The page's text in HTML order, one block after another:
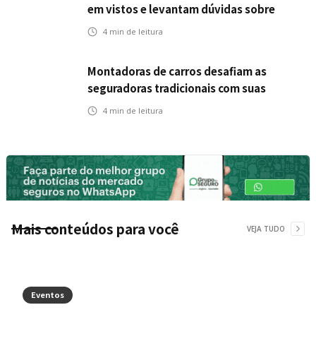
em vistos e levantam dúvidas sobre
impactos no seguro viagem
4 min de leitura
Montadoras de carros desafiam as
seguradoras tradicionais com suas
próprias opções de seguro
4 min de leitura
Mais conteúdos para você VEJA TUDO
Eventos